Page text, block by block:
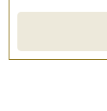
小さなタネが野
野菜ソムリエの
テンツがあり、